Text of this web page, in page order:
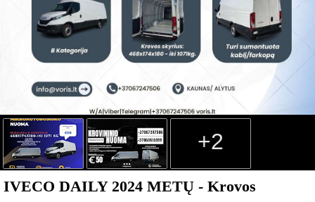
+2
IVECO DAILY 2024 METŲ - Krovos